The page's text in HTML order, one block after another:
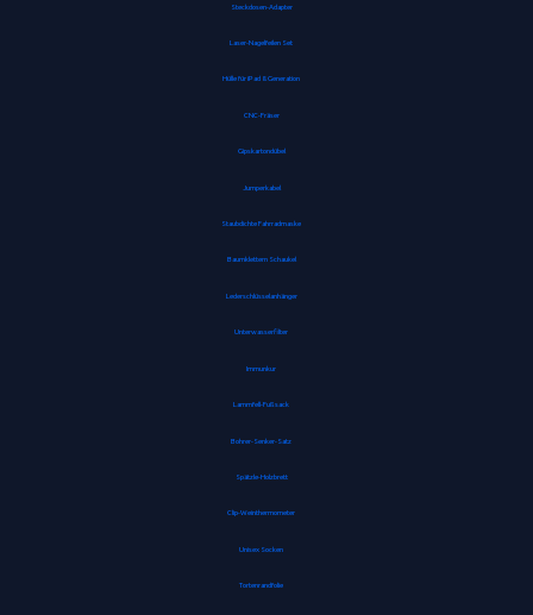
Steckdosen-Adapter
Laser-Nagelfeilen Set
Hülle für iPad 8. Generation
CNC-Fräser
Gipskartondübel
Jumperkabel
Staubdichte Fahrradmaske
Baumklettern Schaukel
Lederschlüsselanhänger
Unterwasserfilter
Immunkur
Lammfell-Fußsack
Bohrer-Senker-Satz
Spätzle-Holzbrett
Clip-Weinthermometer
Unisex Socken
Tortenrandfolie